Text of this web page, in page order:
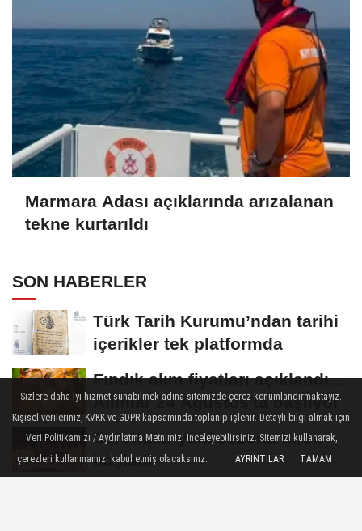
Marmara Adası açıklarında arızalanan
tekne kurtarıldı
SON HABERLER
Türk Tarih Kurumu’ndan tarihi
içerikler tek platformda
Fındık alım fiyatları açıklandı...
Alımlar 24 Ağustos'ta başlıyor
Carettalar yeni sezona hırslı
başladı
Sizlere daha iyi hizmet sunabilmek adına sitemizde çerez konumlandırmaktayız.
Kişisel verileriniz, KVKK ve GDPR kapsamında toplanıp işlenir. Detaylı bilgi almak için
Veri Politikamızı / Aydınlatma Metnimizi inceleyebilirsiniz. Sitemizi kullanarak,
çerezleri kullanmamızı kabul etmiş olacaksınız.
AYRINTILAR TAMAM